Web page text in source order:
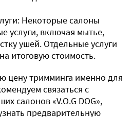
Некоторые салоны
услуги, включая мытье,
ушей. Отдельные услуги
итоговую стоимость.
цену тримминга именно для
связаться с
салонов «V.O.G DOG»,
предварительную